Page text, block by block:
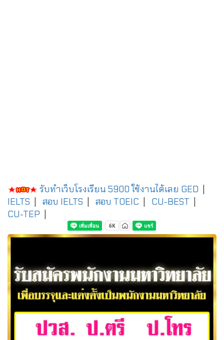
รับทำเว็บโรงเรียน 5900 ใช้งานได้เลย GED
IELTS
สอบ IELTS สอบ TOEIC CU-BEST
CU-TEP